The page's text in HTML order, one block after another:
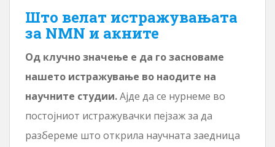
Што велат истражувањата
за NMN и акните
Од клучно значење е да го засноваме
нашето истражување во наодите на
научните студии.Ајде да се нурнеме во
постојниот истражувачки пејзаж за да
разбереме што открила научната заедница